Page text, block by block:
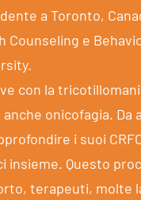
a Toronto,
Counseling e
con la
anche onicofagia.
i suoi
insieme. Questo
terapeuti, molte